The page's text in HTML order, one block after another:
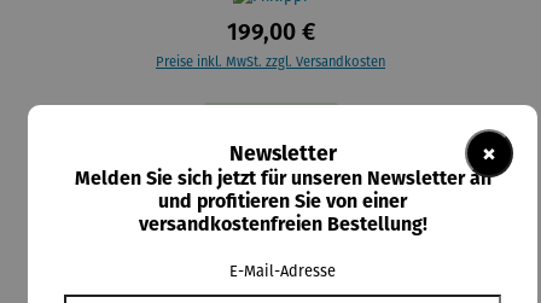
199,00 €
Preise inkl. MwSt. zzgl. Versandkosten
In den Warenkorb
×
Newsletter
Melden Sie sich jetzt für unseren Newsletter an
und profitieren Sie von einer
versandkostenfreien Bestellung!
E-Mail-Adresse